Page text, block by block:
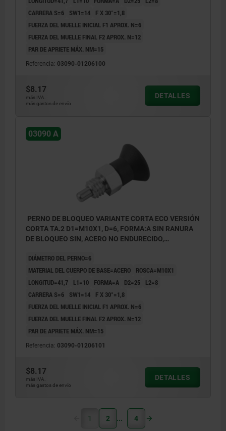
CARRERA S=6
SW1=14
F X 30°=1,8
FUERZA DEL MUELLE INICIAL F1 APROX. N=6
FUERZA DEL MUELLE FINAL F2 APROX. N=12
PAR DE APRIETE MÁX. NM=15
Referencia: 03090-01206100
$8.17
más IVA.
más gastos de envío
DETALLES
03090 A
PERNO DE BLOQUEO VARIANTE CORTA ECO VERSIÓN
CORTA TA.2 D1=M10X1, D=6, FORMA:A SIN RANURA
DE BLOQUEO SIN, ACERO NO ENDURECIDO,
DIÁMETRO DEL PERNO=6
MATERIAL DEL CUERPO DE BASE=ACERO
ROSCA=M10X1
LONGITUD=41,7
L1=10 FORMA=A D2=25
L2=8
CARRERA S=6
SW1=14
F X 30°=1,8
FUERZA DEL MUELLE INICIAL F1 APROX. N=6
FUERZA DEL MUELLE FINAL F2 APROX. N=12
PAR DE APRIETE MÁX. NM=15
Referencia: 03090-01206101
$8.17
más IVA.
más gastos de envío
DETALLES
1 2 4